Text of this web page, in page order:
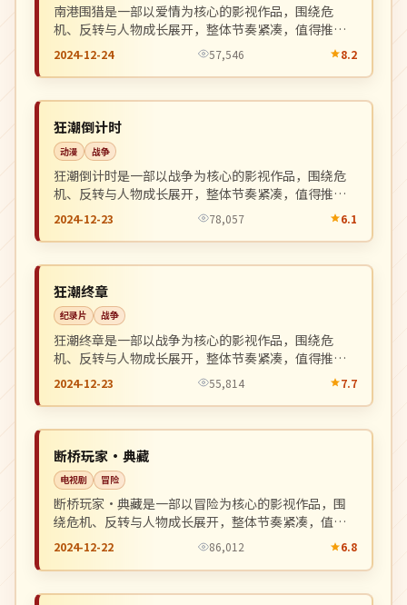
南港围猎是一部以爱情为核心的影视作品，围绕危
机、反转与人物成长展开，整体节奏紧凑，值得推荐
观看。
2024-12-24 57,546 8.2
中国
狂潮倒计时
动漫 战争
狂潮倒计时是一部以战争为核心的影视作品，围绕危
机、反转与人物成长展开，整体节奏紧凑，值得推荐
观看。
2024-12-23 78,057 6.1
英国
狂潮终章
纪录片 战争
狂潮终章是一部以战争为核心的影视作品，围绕危
机、反转与人物成长展开，整体节奏紧凑，值得推荐
观看。
2024-12-23 55,814 7.7
日本
断桥玩家·典藏
电视剧 冒险
断桥玩家·典藏是一部以冒险为核心的影视作品，围
绕危机、反转与人物成长展开，整体节奏紧凑，值得
推荐观看。
2024-12-22 86,012 6.8